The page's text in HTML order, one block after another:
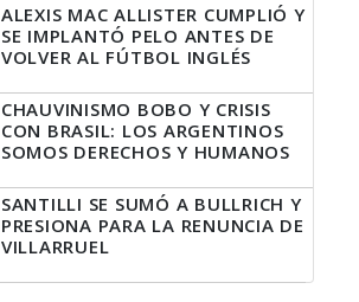
ALEXIS MAC ALLISTER CUMPLIÓ Y
SE IMPLANTÓ PELO ANTES DE
VOLVER AL FÚTBOL INGLÉS
CHAUVINISMO BOBO Y CRISIS
CON BRASIL: LOS ARGENTINOS
SOMOS DERECHOS Y HUMANOS
SANTILLI SE SUMÓ A BULLRICH Y
PRESIONA PARA LA RENUNCIA DE
VILLARRUEL